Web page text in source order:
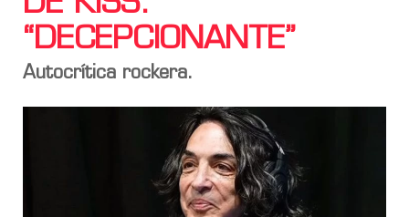
“DECEPCIONANTE”
Autocrítica rockera.